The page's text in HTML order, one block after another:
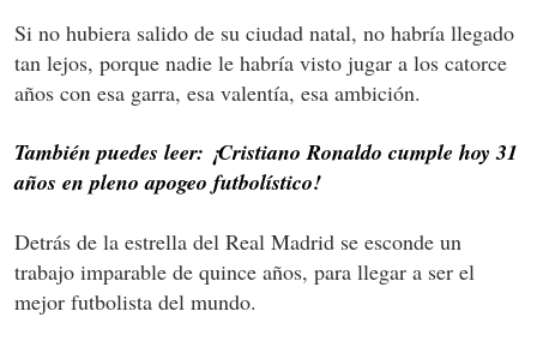
Si no hubiera salido de su ciudad natal, no habría llegado
tan lejos, porque nadie le habría visto jugar a los catorce
años con esa garra, esa valentía, esa ambición.
También puedes leer: ¡Cristiano Ronaldo cumple hoy 31
años en pleno apogeo futbolístico!
Detrás de la estrella del Real Madrid se esconde un
trabajo imparable de quince años, para llegar a ser el
mejor futbolista del mundo.